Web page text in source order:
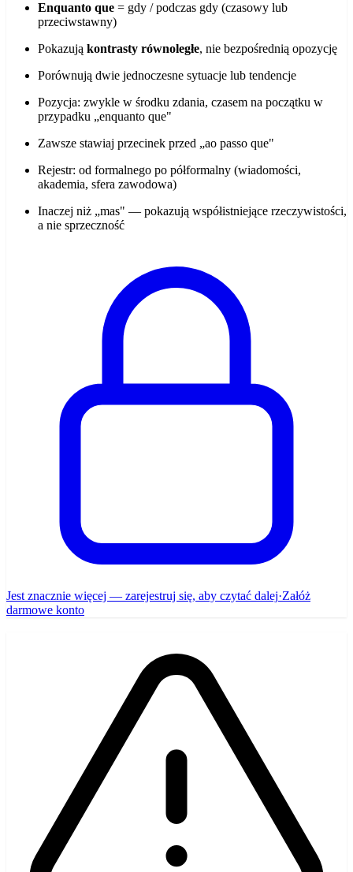
Enquanto que = gdy / podczas gdy (czasowy lub
przeciwstawny)
Pokazują kontrasty równoległe, nie bezpośrednią opozycję
Porównują dwie jednoczesne sytuacje lub tendencje
Pozycja: zwykle w środku zdania, czasem na początku w
przypadku „enquanto que"
Zawsze stawiaj przecinek przed „ao passo que"
Rejestr: od formalnego po półformalny (wiadomości,
akademia, sfera zawodowa)
Inaczej niż „mas" — pokazują współistniejące rzeczywistości,
a nie sprzeczność
Jest znacznie więcej — zarejestruj się, aby czytać dalej·Załóż
darmowe konto